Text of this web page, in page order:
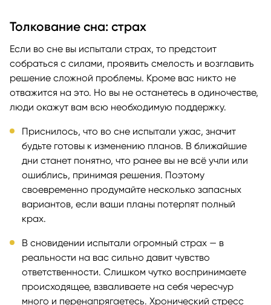
Толкование сна: страх
Если во сне вы испытали страх, то предстоит
собраться с силами, проявить смелость и возглавить
решение сложной проблемы. Кроме вас никто не
отважится на это. Но вы не останетесь в одиночестве,
люди окажут вам всю необходимую поддержку.
Приснилось, что во сне испытали ужас, значит
будьте готовы к изменению планов. В ближайшие
дни станет понятно, что ранее вы не всё учли или
ошиблись, принимая решения. Поэтому
своевременно продумайте несколько запасных
вариантов, если ваши планы потерпят полный
крах.
В сновидении испытали огромный страх — в
реальности на вас сильно давит чувство
ответственности. Слишком чутко воспринимаете
происходящее, взваливаете на себя чересчур
много и перенапрягаетесь. Хронический стресс